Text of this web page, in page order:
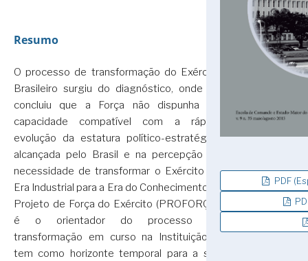
Resumo
O processo de transformação do Exército
Brasileiro surgiu do diagnóstico, onde se
concluiu que a Força não dispunha de
capacidade compatível com a rápida
evolução da estatura político-estratégica
alcançada pelo Brasil e na percepção da
necessidade de transformar o Exército da
Era Industrial para a Era do Conhecimento. O
Projeto de Força do Exército (PROFORÇA)
é o orientador do processo de
transformação em curso na Instituição e
tem como horizonte temporal para a sua
PDF